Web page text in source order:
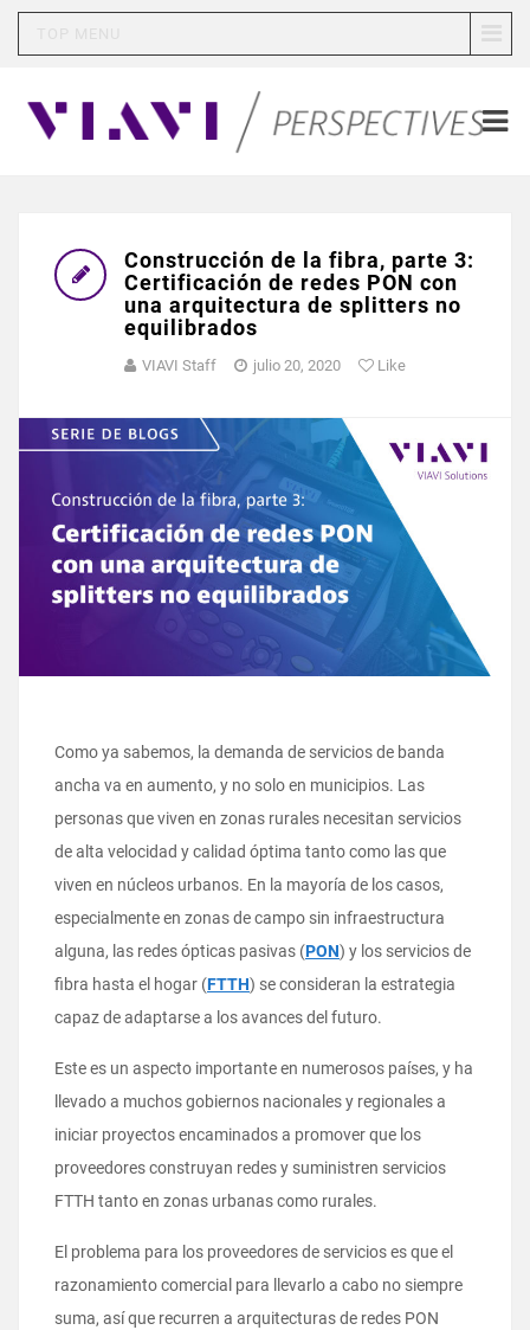
Construcción de la fibra, parte 3:
Certificación de redes PON con
una arquitectura de splitters no
equilibrados
VIAVI Staff julio 20, 2020 Like
Como ya sabemos, la demanda de servicios de banda
ancha va en aumento, y no solo en municipios. Las
personas que viven en zonas rurales necesitan servicios
de alta velocidad y calidad óptima tanto como las que
viven en núcleos urbanos. En la mayoría de los casos,
especialmente en zonas de campo sin infraestructura
alguna, las redes ópticas pasivas (PON) y los servicios de
fibra hasta el hogar (FTTH) se consideran la estrategia
capaz de adaptarse a los avances del futuro.
Este es un aspecto importante en numerosos países, y ha
llevado a muchos gobiernos nacionales y regionales a
iniciar proyectos encaminados a promover que los
proveedores construyan redes y suministren servicios
FTTH tanto en zonas urbanas como rurales.
El problema para los proveedores de servicios es que el
razonamiento comercial para llevarlo a cabo no siempre
suma, así que recurren a arquitecturas de redes PON